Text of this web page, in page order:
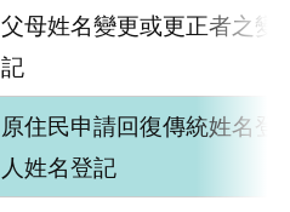
父母姓名變更或更正者之變
記
原住民申請回復傳統姓名登
人姓名登記